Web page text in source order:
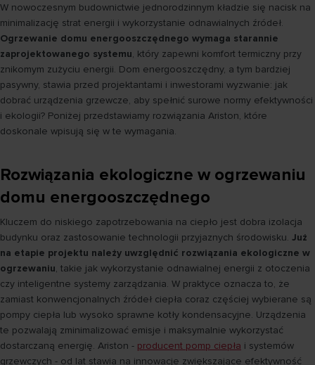
W nowoczesnym budownictwie jednorodzinnym kładzie się nacisk na
minimalizację strat energii i wykorzystanie odnawialnych źródeł.
Ogrzewanie domu energooszczędnego wymaga starannie
zaprojektowanego systemu, który zapewni komfort termiczny przy
znikomym zużyciu energii. Dom energooszczędny, a tym bardziej
pasywny, stawia przed projektantami i inwestorami wyzwanie: jak
dobrać urządzenia grzewcze, aby spełnić surowe normy efektywności
i ekologii? Poniżej przedstawiamy rozwiązania Ariston, które
doskonale wpisują się w te wymagania.
Rozwiązania ekologiczne w ogrzewaniu
domu energooszczędnego
Kluczem do niskiego zapotrzebowania na ciepło jest dobra izolacja
budynku oraz zastosowanie technologii przyjaznych środowisku. Już
na etapie projektu należy uwzględnić rozwiązania ekologiczne w
ogrzewaniu, takie jak wykorzystanie odnawialnej energii z otoczenia
czy inteligentne systemy zarządzania. W praktyce oznacza to, że
zamiast konwencjonalnych źródeł ciepła coraz częściej wybierane są
pompy ciepła lub wysoko sprawne kotły kondensacyjne. Urządzenia
te pozwalają zminimalizować emisje i maksymalnie wykorzystać
dostarczaną energię. Ariston - producent pomp ciepła i systemów
grzewczych - od lat stawia na innowacje zwiększające efektywność